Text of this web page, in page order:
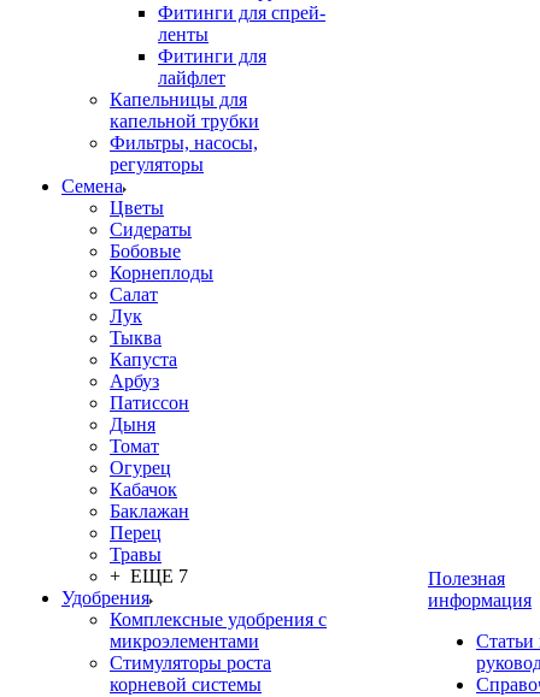
Фитинги для спрей-
ленты
Фитинги для
лайфлет
Капельницы для
капельной трубки
Фильтры, насосы,
регуляторы
Семена
Цветы
Сидераты
Бобовые
Корнеплоды
Салат
Лук
Тыква
Капуста
Арбуз
Патиссон
Дыня
Томат
Огурец
Кабачок
Баклажан
Перец
Травы
+ ЕЩЕ 7
Удобрения
Комплексные удобрения с
микроэлементами
Стимуляторы роста
корневой системы
Полезная
информация
Статьи